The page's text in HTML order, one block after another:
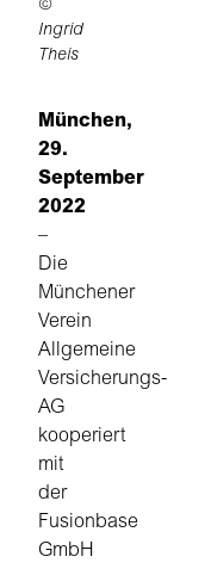
©
Ingrid
Theis
München,
29.
September
2022
–
Die
Münchener
Verein
Allgemeine
Versicherungs-
AG
kooperiert
mit
der
Fusionbase
GmbH